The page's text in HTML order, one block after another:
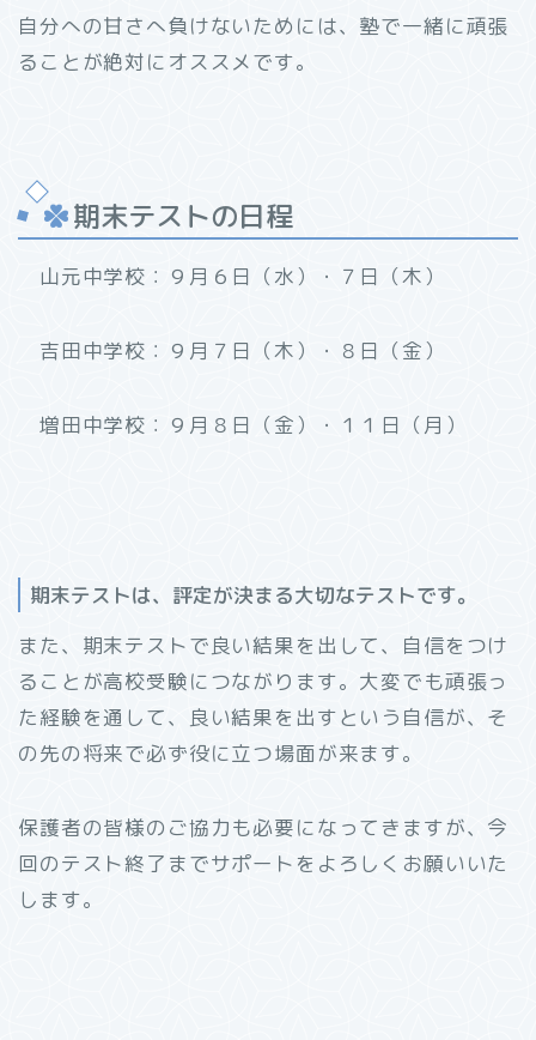
自分への甘さへ負けないためには、塾で一緒に頑張
ることが絶対にオススメです。
期末テストの日程
山元中学校：９月６日（水）・７日（木）
吉田中学校：９月７日（木）・８日（金）
増田中学校：９月８日（金）・１１日（月）
期末テストは、評定が決まる大切なテストです。
また、期末テストで良い結果を出して、自信をつけ
ることが高校受験につながります。大変でも頑張っ
た経験を通して、良い結果を出すという自信が、そ
の先の将来で必ず役に立つ場面が来ます。
保護者の皆様のご協力も必要になってきますが、今
回のテスト終了までサポートをよろしくお願いいた
します。